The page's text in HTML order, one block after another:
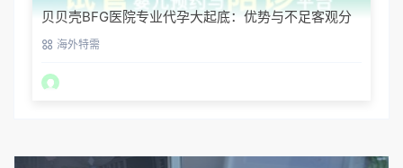
贝贝壳BFG医院专业代孕大起底：优势与不足客观分
析 海外特需